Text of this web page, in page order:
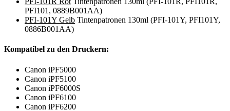
PFI101, 0889B001AA)
PFI-101Y Gelb Tintenpatronen 130ml (PFI-101Y, PFI101Y,
0886B001AA)
Kompatibel zu den Druckern:
Canon iPF5000
Canon iPF5100
Canon iPF6000S
Canon iPF6100
Canon iPF6200